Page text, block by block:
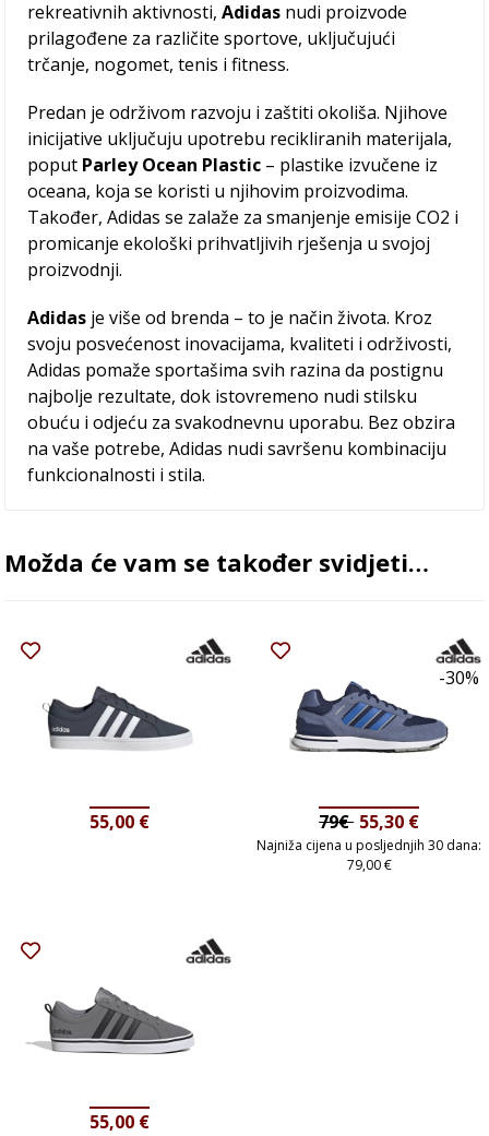
rekreativnih aktivnosti,Adidas nudi proizvode
prilagođene za različite sportove, uključujući
trčanje, nogomet, tenis i fitness.
Predan je održivom razvoju i zaštiti okoliša. Njihove
inicijative uključuju upotrebu recikliranih materijala,
poput Parley Ocean Plastic – plastike izvučene iz
oceana, koja se koristi u njihovim proizvodima.
Također, Adidas se zalaže za smanjenje emisije CO2 i
promicanje ekološki prihvatljivih rješenja u svojoj
proizvodnji.
Adidas je više od brenda – to je način života. Kroz
svoju posvećenost inovacijama, kvaliteti i održivosti,
Adidas pomaže sportašima svih razina da postignu
najbolje rezultate, dok istovremeno nudi stilsku
obuću i odjeću za svakodnevnu uporabu. Bez obzira
na vaše potrebe, Adidas nudi savršenu kombinaciju
funkcionalnosti i stila.
Možda će vam se također svidjeti…
55,00 €
-30%
79€ 55,30 €
Najniža cijena u posljednjih 30 dana:
79,00€
55,00 €